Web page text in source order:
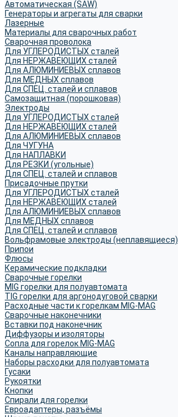
Автоматическая (SAW)
Генераторы и агрегаты для сварки
Лазерные
Материалы для сварочных работ
Сварочная проволока
Для УГЛЕРОДИСТЫХ сталей
Для НЕРЖАВЕЮЩИХ сталей
Для АЛЮМИНИЕВЫХ сплавов
Для МЕДНЫХ сплавов
Для СПЕЦ. сталей и сплавов
Самозащитная (порошковая)
Электроды
Для УГЛЕРОДИСТЫХ сталей
Для НЕРЖАВЕЮЩИХ сталей
Для АЛЮМИНИЕВЫХ сплавов
Для ЧУГУНА
Для НАПЛАВКИ
Для РЕЗКИ (угольные)
Для СПЕЦ. сталей и сплавов
Присадочные прутки
Для УГЛЕРОДИСТЫХ сталей
Для НЕРЖАВЕЮЩИХ сталей
Для АЛЮМИНИЕВЫХ сплавов
Для МЕДНЫХ сплавов
Для СПЕЦ. сталей и сплавов
Вольфрамовые электроды (неплавящиеся)
Припои
Флюсы
Керамические подкладки
Сварочные горелки
MIG горелки для полуавтомата
TIG горелки для аргонодуговой сварки
Расходные части к горелкам MIG-MAG
Сварочные наконечники
Вставки под наконечник
Диффузоры и изоляторы
Сопла для горелок MIG-MAG
Каналы направляющие
Наборы расходки для полуавтомата
Гусаки
Рукоятки
Кнопки
Спирали для горелки
Евроадаптеры, разъёмы